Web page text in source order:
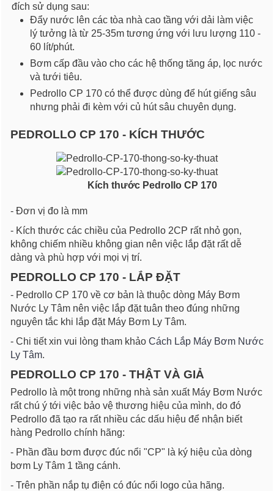
đích sử dụng sau:
Đẩy nước lên các tòa nhà cao tầng với dải làm việc
lý tưởng là từ 25-35m tương ứng với lưu lượng 110 -
60 lít/phút.
Bơm cấp đầu vào cho các hệ thống tăng áp, lọc nước
và tưới tiêu.
Pedrollo CP 170 có thể được dùng để hút giếng sâu
nhưng phải đi kèm với củ hút sâu chuyên dụng.
PEDROLLO CP 170 - KÍCH THƯỚC
Kích thước Pedrollo CP 170
- Đơn vị đo là mm
- Kích thước các chiều của Pedrollo 2CP rất nhỏ gọn,
không chiếm nhiều không gian nên việc lắp đặt rất dễ
dàng và phù hợp với mọi vị trí.
PEDROLLO CP 170 - LẮP ĐẶT
- Pedrollo CP 170 về cơ bản là thuộc dòng Máy Bơm
Nước Ly Tâm nên việc lắp đặt tuân theo đúng những
nguyên tắc khi lắp đặt Máy Bơm Ly Tâm.
- Chi tiết xin vui lòng tham khảo Cách Lắp Máy Bơm Nước
Ly Tâm.
PEDROLLO CP 170 - THẬT VÀ GIẢ
Pedrollo là một trong những nhà sản xuất Máy Bơm Nước
rất chú ý tới việc bảo vệ thương hiệu của mình, do đó
Pedrollo đã tạo ra rất nhiều các dấu hiệu để nhận biết
hàng Pedrollo chính hãng:
- Phần đầu bơm được đúc nổi "CP" là ký hiệu của dòng
bơm Ly Tâm 1 tầng cánh.
- Trên phần nắp tụ điện có đúc nổi logo của hãng.